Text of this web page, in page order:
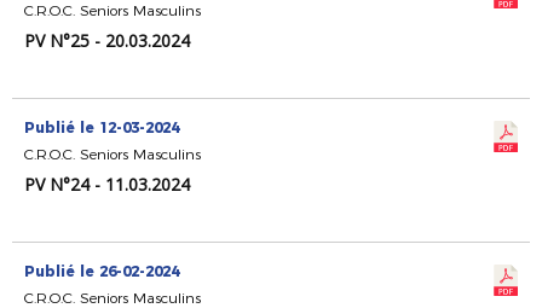
C.R.O.C. Seniors Masculins
PV N°25 - 20.03.2024
Publié le 12-03-2024
C.R.O.C. Seniors Masculins
PV N°24 - 11.03.2024
Publié le 26-02-2024
C.R.O.C. Seniors Masculins